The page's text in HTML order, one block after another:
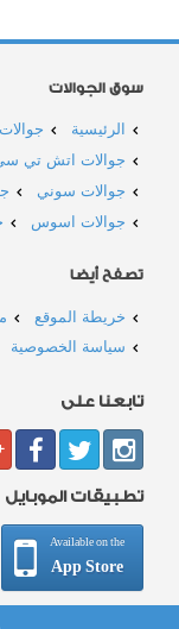
سوق الجوالات
الرئيسية
جوالات اتش تي
جوالات سوني
جوالات اسوس
تصفح أيضا
خريطة الموقع
سياسة الخصوصية
تابعنا على
تطبيقات الموبايل
Available on the
App Store